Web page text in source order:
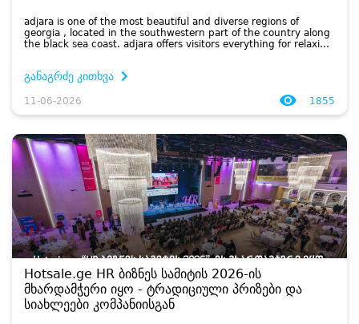
adjara is one of the most beautiful and diverse regions of
georgia , located in the southwestern part of the country along
the black sea coast. adjara offers visitors everything for relaxing
განაგრძე კითხვა
11-06-2026 1855
Hotsale.ge HR ბიზნეს სამიტის 2026-ის
მხარდამჭერი იყო - ტრადიციული პრიზები და
სიახლეები კომპანიისგან